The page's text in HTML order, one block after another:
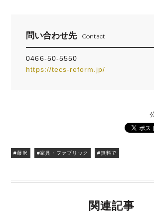
問い合わせ先 Contact
0466-50-5550
https://tecs-reform.jp/
#藤沢 #家具・ファブリック #無料で
関連記事